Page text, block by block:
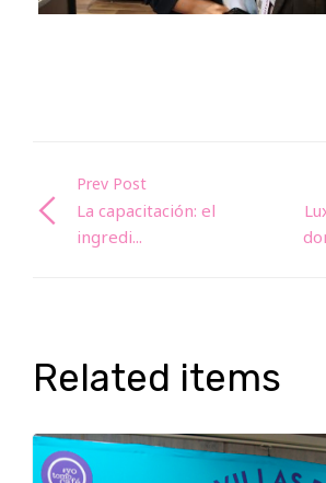
Prev Post
La capacitación: el
ingredi...
Related items